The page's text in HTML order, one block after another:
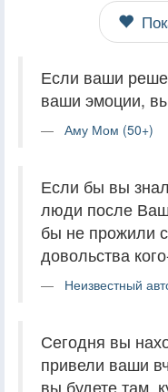
Если ваши
ваши эмоции,
Аму Мом (50+)
Если бы вы
люди после
бы не прожили
довольства
Неизвестный
Сегодня вы
привели ваши
вы будете там,